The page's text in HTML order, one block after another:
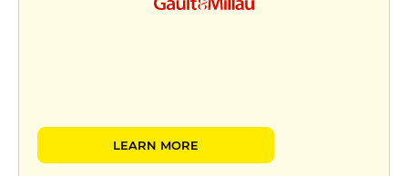
LEARN MORE